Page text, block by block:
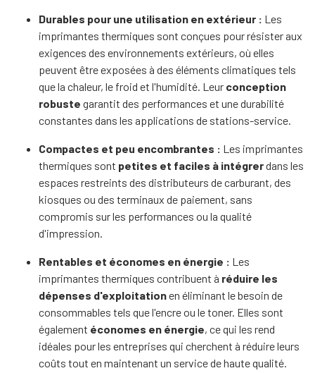
Durables pour une utilisation en extérieur : Les
imprimantes thermiques sont conçues pour résister aux
exigences des environnements extérieurs, où elles
peuvent être exposées à des éléments climatiques tels
que la chaleur, le froid et l'humidité. Leur conception
robuste garantit des performances et une durabilité
constantes dans les applications de stations-service.
Compactes et peu encombrantes : Les imprimantes
thermiques sont petites et faciles à intégrerdans les
espaces restreints des distributeurs de carburant, des
kiosques ou des terminaux de paiement, sans
compromis sur les performances ou la qualité
d'impression.
Rentables et économes en énergie : Les
imprimantes thermiques contribuent à réduire les
dépenses d'exploitationen éliminant le besoin de
consommables tels que l'encre ou le toner. Elles sont
également économes en énergie, ce qui les rend
idéales pour les entreprises qui cherchent à réduire leurs
coûts tout en maintenant un service de haute qualité.